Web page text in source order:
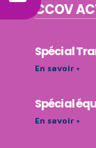
CCOV
Spécial
En savoir +
Spécial
En savoir +